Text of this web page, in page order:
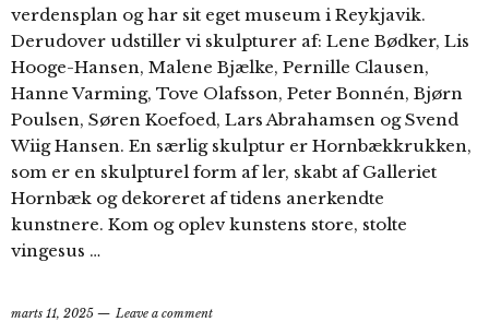
verdensplan og har sit eget museum i Reykjavik.
Derudover udstiller vi skulpturer af: Lene Bødker, Lis
Hooge-Hansen, Malene Bjælke, Pernille Clausen,
Hanne Varming, Tove Olafsson, Peter Bonnén, Bjørn
Poulsen, Søren Koefoed, Lars Abrahamsen og Svend
Wiig Hansen. En særlig skulptur er Hornbækkrukken,
som er en skulpturel form af ler, skabt af Galleriet
Hornbæk og dekoreret af tidens anerkendte
kunstnere. Kom og oplev kunstens store, stolte
vingesus …
marts 11, 2025
Leave a comment